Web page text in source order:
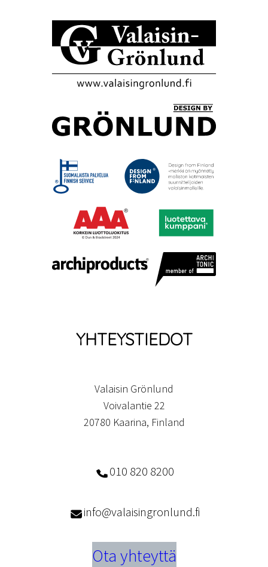
YHTEYSTIEDOT
Valaisin Grönlund
Voivalantie 22
20780 Kaarina, Finland
010 820 8200
info@valaisingronlund.fi
Ota yhteyttä